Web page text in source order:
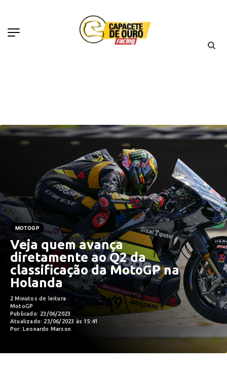
MOTOGP
Veja quem avança
diretamente ao Q2 da
classificação da MotoGP na
Holanda
2 Minutos de leitura
MotoGP
Publicado: 23/06/2023
Atualizado: 23/06/2023 às 15:41
Por: Leonardo Marson